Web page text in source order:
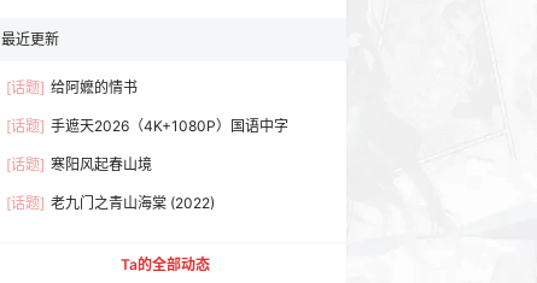
最近更新
[话题] 给阿嬷的情书
[话题] 手遮天2026（4K+1080P）国语中字
[话题] 寒阳风起春山境
[话题] 老九门之青山海棠 (2022)
Ta的全部动态